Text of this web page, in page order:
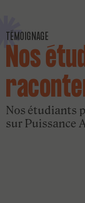
TÉMOIGNAGE
Nos
Nos étudiants
sur Puissance